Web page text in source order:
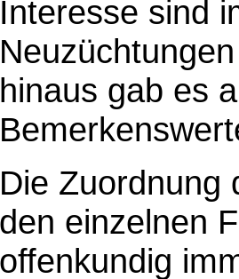
Interesse sind
hinaus gab es
Die Zuordnung
den einzelnen
offenkundig